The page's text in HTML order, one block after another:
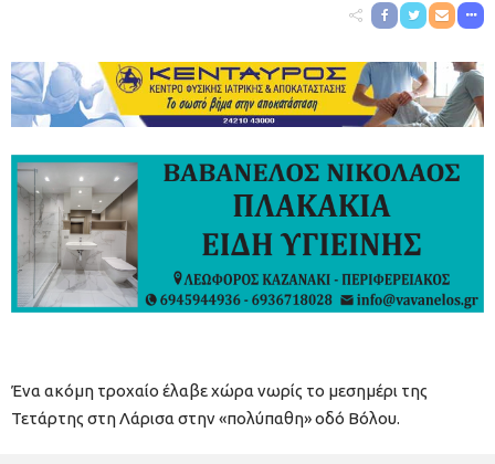
Ένα ακόμη τροχαίο έλαβε χώρα νωρίς το μεσημέρι της
Τετάρτης στη Λάρισα στην «πολύπαθη» οδό Βόλου.